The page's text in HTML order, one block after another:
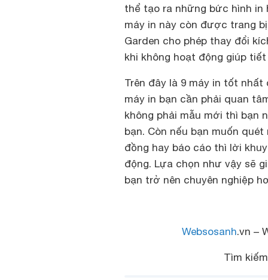
thể tạo ra những bức hình in
máy in này còn được trang
Garden cho phép thay đổi
khi không hoạt động giúp
Trên đây là 9 máy in tốt nhất
máy in bạn cần phải quan
không phải mẫu mới thì bạn
bạn. Còn nếu bạn muốn
đồng hay báo cáo thì lời
động. Lựa chọn như vậy sẽ
bạn trở nên chuyên nghiệp
Websosanh.vn –
Tìm